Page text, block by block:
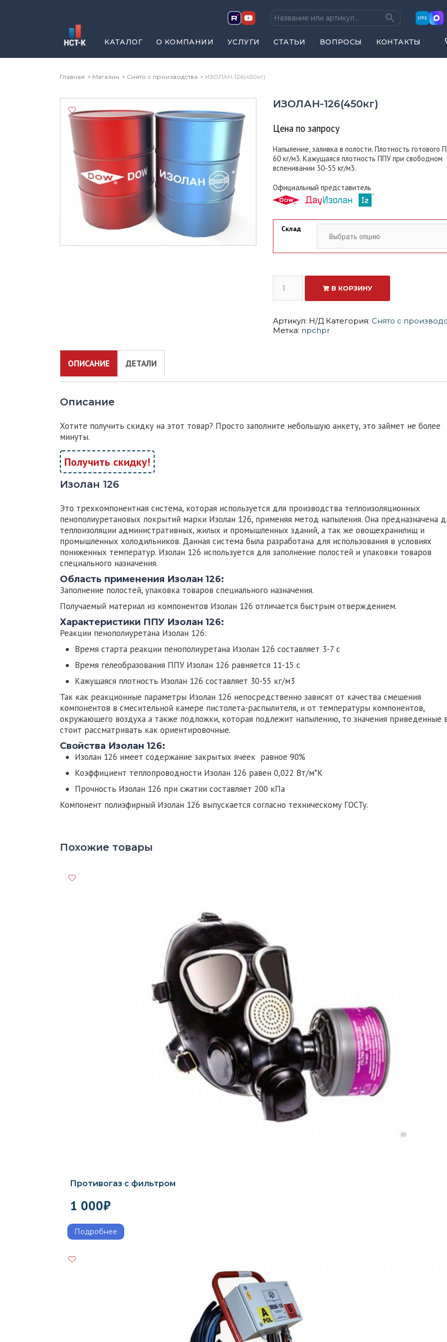
sms
КАТАЛОГ О КОМПАНИИ УСЛУГИ СТАТЬИ ВОПРОСЫ КОНТАКТЫ
Главная Магазин Снято с производства ИЗОЛАН-126(450кг)
ИЗОЛАН-126(450кг)
Цена по запросу
Напыление, заливка в полости. Плотность готового
60 кг/м3. Кажущаяся плотность ППУ при свободном
вспенивании 30-55 кг/м3.
Официальный представитель
Склад
Количество
ИЗОЛАН-126(450кг)В КОРЗИНУ
Артикул: Н/Д Категория: Снято с
Метка: npchpr
ОПИСАНИЕ ДЕТАЛИ
Описание
Хотите получить скидку на этот товар? Просто заполните небольшую анкету, это займет не более
минуты.
Получить скидку!
Изолан 126
Это трехкомпонентная система, которая используется для производства теплоизоляционных
пенополиуретановых покрытий марки Изолан 126, применяя метод напыления. Она предназначена
теплоизоляции административных, жилых и промышленных зданий, а так же овощехранилищ и
промышленных холодильников. Данная система была разработана для использования в условиях
пониженных температур. Изолан 126 используется для заполнение полостей и упаковки товаров
специального назначения.
Область применения Изолан 126:
Заполнение полостей, упаковка товаров специального назначения.
Получаемый материал из компонентов Изолан 126 отличается быстрым отверждением.
Характеристики ППУ Изолан 126:
Реакции пенополиуретана Изолан 126:
Время старта реакции пенополиуретана Изолан 126 составляет 3-7 с
Время гелеобразования ППУ Изолан 126 равняется 11-15 с
Кажущаяся плотность Изолан 126 составляет 30-55 кг/м3
Так как реакционные параметры Изолан 126 непосредственно зависят от качества смешения
компонентов в смесительной камере пистолета-распылителя, и от температуры компонентов,
окружающего воздуха а также подложки, которая подлежит напылению, то значения приведенные
стоит рассматривать как ориентировочные.
Свойства Изолан 126:
Изолан 126 имеет содержание закрытых ячеек равное 90%
Коэффициент теплопроводности Изолан 126 равен 0,022 Вт/м*К
Прочность Изолан 126 при сжатии составляет 200 кПа
Компонент полиэфирный Изолан 126 выпускается согласно техническому ГОСТу.
Похожие товары
Противогаз с фильтром
1 000₽
Подробнее